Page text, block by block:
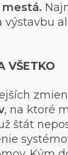
mestá.
výstavbu
VŠETKO
, na ktoré
štát